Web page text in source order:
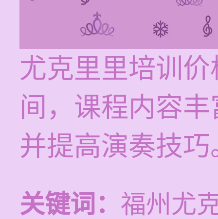
尤克里里培训
间，课程内容
并提高演奏技巧
关键词： 福州尤